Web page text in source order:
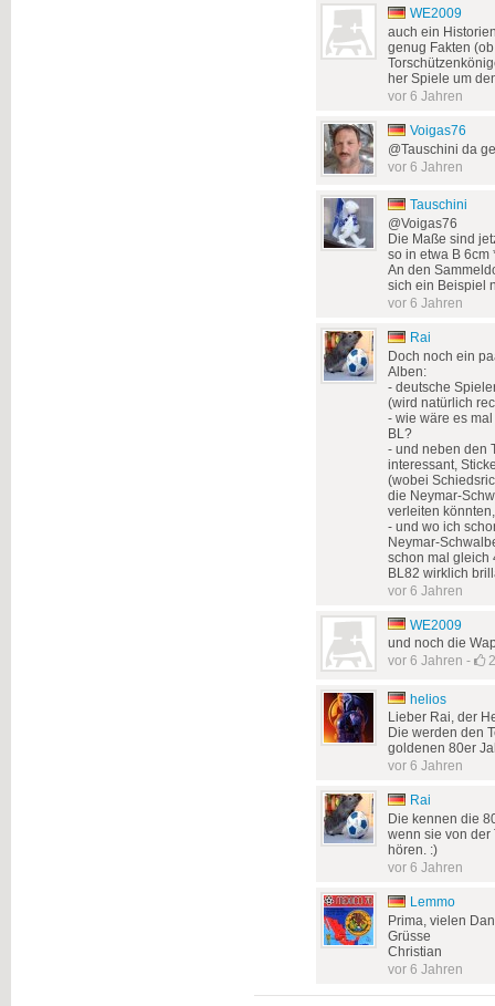
WE2009
auch ein
genug Fakten
her Spiele um
vor 6 Jahren
Voigas76
@Tauschini da
vor 6 Jahren
Tauschini
@Voigas76
Die Maße sind
so in etwa B 6cm
An den
sich ein Beispiel
vor 6 Jahren
Rai
Doch noch ein
Alben:
- deutsche
(wird natürlich
- wie wäre es
BL?
- und neben den
interessant,
(wobei
die Neymar-
verleiten
- und wo ich
Neymar-
schon mal gleich
BL82 wirklich
vor 6 Jahren
WE2009
und noch die
vor 6 Jahren - 2
helios
Lieber Rai, der
Die werden den
goldenen 80er
vor 6 Jahren
Rai
Die kennen die
wenn sie von der
hören. :)
vor 6 Jahren
Lemmo
Prima, vielen
Grüsse
Christian
vor 6 Jahren